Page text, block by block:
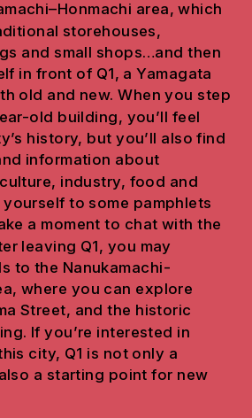
area, which
storehouses,
and small shops…and then
in front of Q1, a Yamagata
old and new. When you step
old building, you’ll feel
history, but you’ll also find
information about
industry, food and
yourself to some pamphlets
a moment to chat with the
leaving Q1, you may
to the Nanukamachi-
where you can explore
Street, and the historic
If you’re interested in
city, Q1 is not only a
a starting point for new